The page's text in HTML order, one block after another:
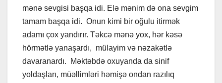
mənə sevgisi başqa idi. Elə mənim də ona sevgim
tamam başqa idi. Onun kimi bir oğulu itirmək
adamı çox yandırır. Təkcə mənə yox, hər kəsə
hörmətlə yanaşardı, mülayim və nəzakətlə
davaranardı. Məktəbdə oxuyanda da sinif
yoldaşları, müəllimləri həmişə ondan razılıq